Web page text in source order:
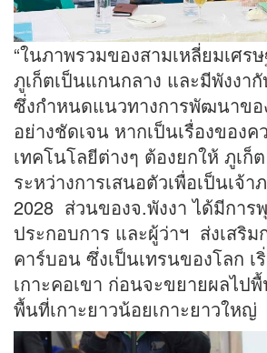
“ในภาพรวมของสามเหลี่ยมเศ
ภูเก็ตเป็นแกนกลาง และมีพังงา
ซึ่งกำหนดแนวทางการพัฒนาขอ
อย่างชัดเจน หากเป็นเรื่องของ
เทคโนโลยีต่างๆ ต้องยกให้ ภูเ
ระหว่างการเสนอตัวเพื่อเป็นเจ้
2028 ส่วนของจ.พังงา ได้มีการ
ประกอบการ และผู้ว่าฯ ส่งเสริม
คาร์บอน ซึ่งเป็นเทรนของโลก
เกาะคอเขา ก่อนจะขยายผลไป
พื้นที่เกาะยาวน้อยเกาะยาวใหญ่